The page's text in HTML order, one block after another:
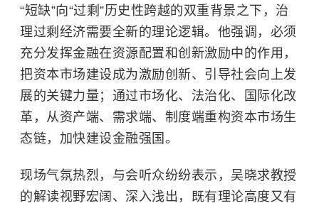
“短缺”向“过剩”历史性跨越的双重背景之下，治
理过剩经济需要全新的理论逻辑。他强调，必须
充分发挥金融在资源配置和创新激励中的作用，
把资本市场建设成为激励创新、引导社会向上发
展的关键力量；通过市场化、法治化、国际化改
革，从资产端、需求端、制度端重构资本市场生
态链，加快建设金融强国。
现场气氛热烈，与会听众纷纷表示，吴晓求教授
的解读视野宏阔、深入浅出，既有理论高度又有